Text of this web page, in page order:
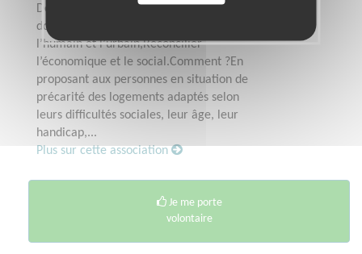
Depuis 1985, Habitat et Humanisme se
donne pour mission de :Réconcilier
l’humain et l’urbain,Réconcilier
l’économique et le social.Comment ?En
proposant aux personnes en situation de
précarité des logements adaptés selon
leurs difficultés sociales, leur âge, leur
handicap,...
Plus sur cette association
Je me porte
volontaire